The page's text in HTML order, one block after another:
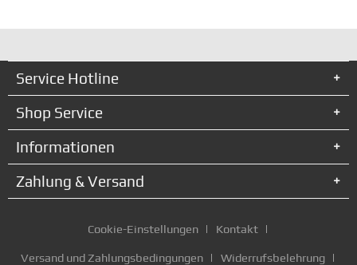
Service Hotline
Shop Service
Informationen
Zahlung & Versand
Cookie-Einstellungen Kontakt
Versand und Zahlungsbedingungen Widerrufsbelehrung